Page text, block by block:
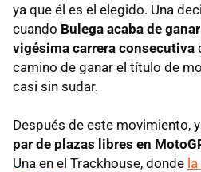
ya que él es el elegido. Una
cuando Bulega acaba de
vigésima carrera consecutiva
camino de ganar el título de
casi sin sudar.
Después de este movimiento,
par de plazas libres en
Una en el Trackhouse, donde